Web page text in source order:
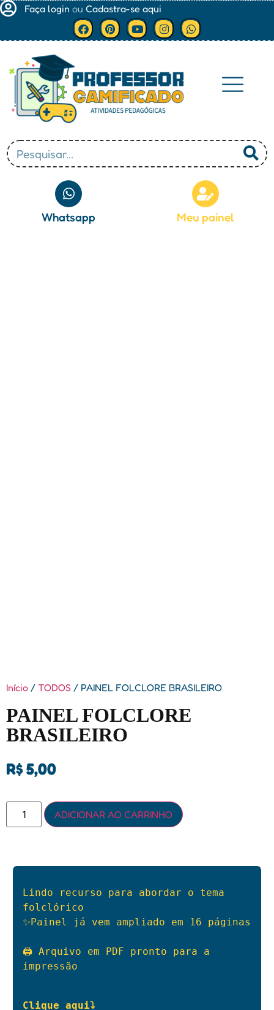
Faça login ou Cadastra-se aqui
Whatsapp Meu painel
Início / TODOS / PAINEL FOLCLORE BRASILEIRO
PAINEL FOLCLORE
BRASILEIRO
R$5,00
ADICIONAR AO CARRINHO
Lindo recurso para abordar o tema
folclórico
✨Painel já vem ampliado em 16 páginas
🖨️ Arquivo em PDF pronto para a
impressão